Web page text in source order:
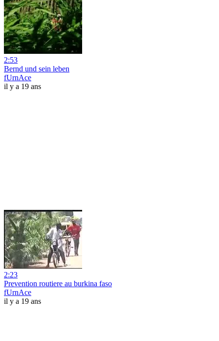
2:53
Bernd und sein leben
fUrnAce
il y a 19 ans
2:23
Prevention routiere au burkina faso
fUrnAce
il y a 19 ans